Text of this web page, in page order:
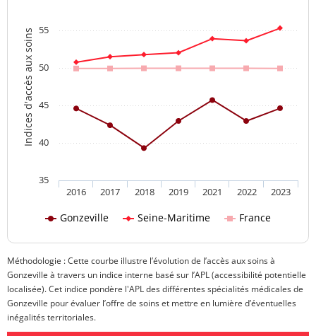
Indices d'accès aux soins
Gonzeville Seine-Maritime France
2016 2017 2018 2019 2021 2022 2023
35
40
45
50
55
Méthodologie : Cette courbe illustre l’évolution de l’accès aux soins à
Gonzeville à travers un indice interne basé sur l’APL (accessibilité potentielle
localisée). Cet indice pondère l'APL des différentes spécialités médicales de
Gonzeville pour évaluer l’offre de soins et mettre en lumière d’éventuelles
inégalités territoriales.